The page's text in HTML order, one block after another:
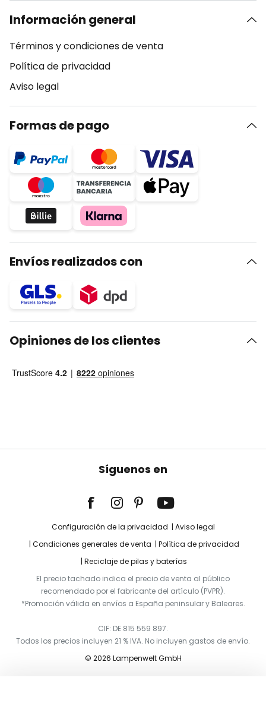
Información general
Términos y condiciones de venta
Política de privacidad
Aviso legal
Formas de pago
Envíos realizados con
Opiniones de los clientes
Síguenos en
Configuración de la privacidad
Aviso legal
Condiciones generales de venta
Política de privacidad
Reciclaje de pilas y baterías
El precio tachado indica el precio de venta al público
recomendado por el fabricante del artículo (PVPR).
*Promoción válida en envíos a España peninsular y Baleares.
CIF: DE 815 559 897.
Todos los precios incluyen 21 % IVA. No incluyen gastos de envío.
© 2026 Lampenwelt GmbH